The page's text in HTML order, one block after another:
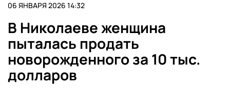
06 ЯНВАРЯ 2026 14:32
В Николаеве женщина
пыталась продать
новорожденного за 10 тыс.
долларов